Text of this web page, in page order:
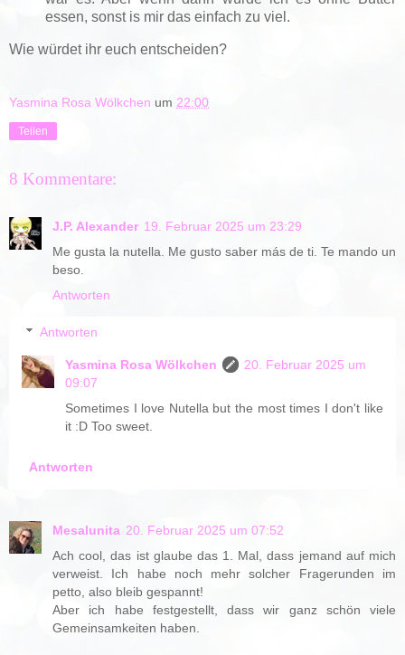
essen, sonst is mir das einfach zu viel.
Wie würdet ihr euch entscheiden?
Yasmina Rosa Wölkchen um 22:00
Teilen
8 Kommentare:
J.P. Alexander 19. Februar 2025 um 23:29
Me gusta la nutella. Me gusto saber más de ti. Te mando un
beso.
Antworten
Antworten
Yasmina Rosa Wölkchen
20. Februar 2025 um
09:07
Sometimes I love Nutella but the most times I don't like
it :D Too sweet.
Antworten
Mesalunita 20. Februar 2025 um 07:52
Ach cool, das ist glaube das 1. Mal, dass jemand auf mich
verweist. Ich habe noch mehr solcher Fragerunden im
petto, also bleib gespannt!
Aber ich habe festgestellt, dass wir ganz schön viele
Gemeinsamkeiten haben.